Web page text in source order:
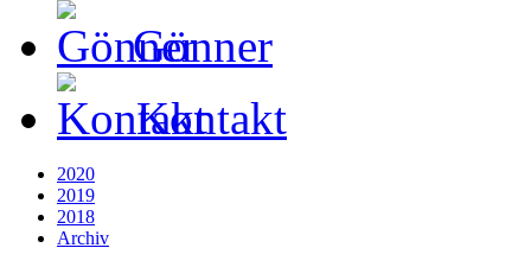
Gönner
Kontakt
2020
2019
2018
Archiv